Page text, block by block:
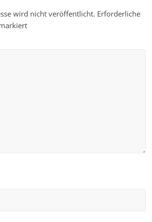
wird nicht veröffentlicht. Erforderliche